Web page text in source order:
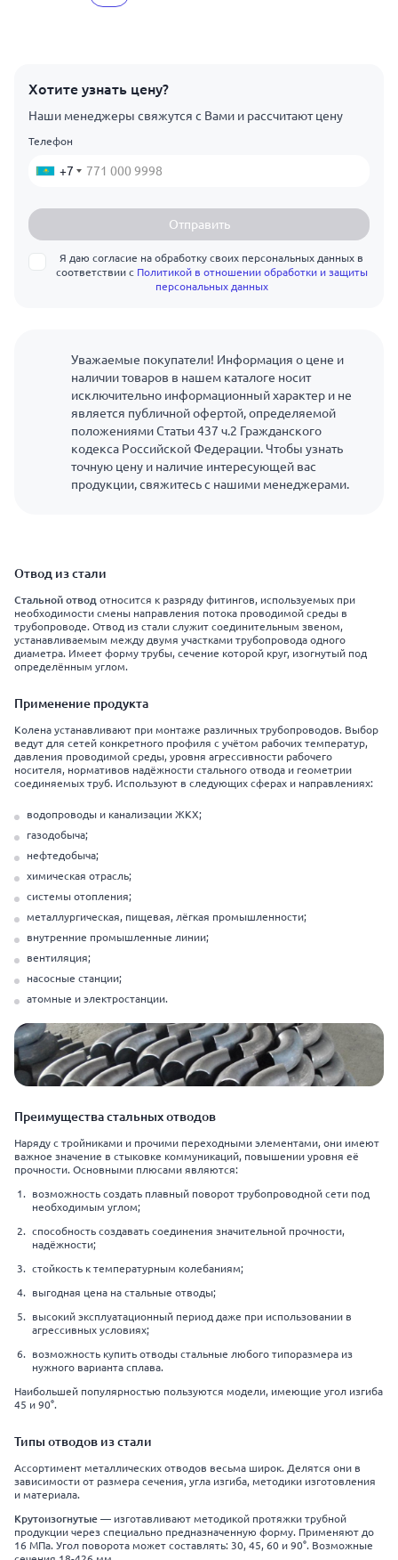
Хотите узнать цену?
Наши менеджеры свяжутся с Вами и рассчитают цену
Телефон
+7
Отправить
Я даю согласие на обработку своих персональных данных в
соответствии с Политикой в отношении обработки и защиты
персональных данных
Уважаемые покупатели! Информация о цене и
наличии товаров в нашем каталоге носит
исключительно информационный характер и не
является публичной офертой, определяемой
положениями Статьи 437 ч.2 Гражданского
кодекса Российской Федерации. Чтобы узнать
точную цену и наличие интересующей вас
продукции, свяжитесь с нашими менеджерами.
Отвод из стали
Стальной отвод относится к разряду фитингов, используемых при
необходимости смены направления потока проводимой среды в
трубопроводе. Отвод из стали служит соединительным звеном,
устанавливаемым между двумя участками трубопровода одного
диаметра. Имеет форму трубы, сечение которой круг, изогнутый под
определённым углом.
Применение продукта
Колена устанавливают при монтаже различных трубопроводов. Выбор
ведут для сетей конкретного профиля с учётом рабочих температур,
давления проводимой среды, уровня агрессивности рабочего
носителя, нормативов надёжности стального отвода и геометрии
соединяемых труб. Используют в следующих сферах и направлениях:
водопроводы и канализации ЖКХ;
газодобыча;
нефтедобыча;
химическая отрасль;
системы отопления;
металлургическая, пищевая, лёгкая промышленности;
внутренние промышленные линии;
вентиляция;
насосные станции;
атомные и электростанции.
Преимущества стальных отводов
Наряду с тройниками и прочими переходными элементами, они имеют
важное значение в стыковке коммуникаций, повышении уровня её
прочности. Основными плюсами являются:
возможность создать плавный поворот трубопроводной сети под
необходимым углом;
способность создавать соединения значительной прочности,
надёжности;
стойкость к температурным колебаниям;
выгодная цена на стальные отводы;
высокий эксплуатационный период даже при использовании в
агрессивных условиях;
возможность купить отводы стальные любого типоразмера из
нужного варианта сплава.
Наибольшей популярностью пользуются модели, имеющие угол изгиба
45 и 90°.
Типы отводов из стали
Ассортимент металлических отводов весьма широк. Делятся они в
зависимости от размера сечения, угла изгиба, методики изготовления
и материала.
Крутоизогнутые — изготавливают методикой протяжки трубной
продукции через специально предназначенную форму. Применяют до
16 МПа. Угол поворота может составлять: 30, 45, 60 и 90°. Возможные